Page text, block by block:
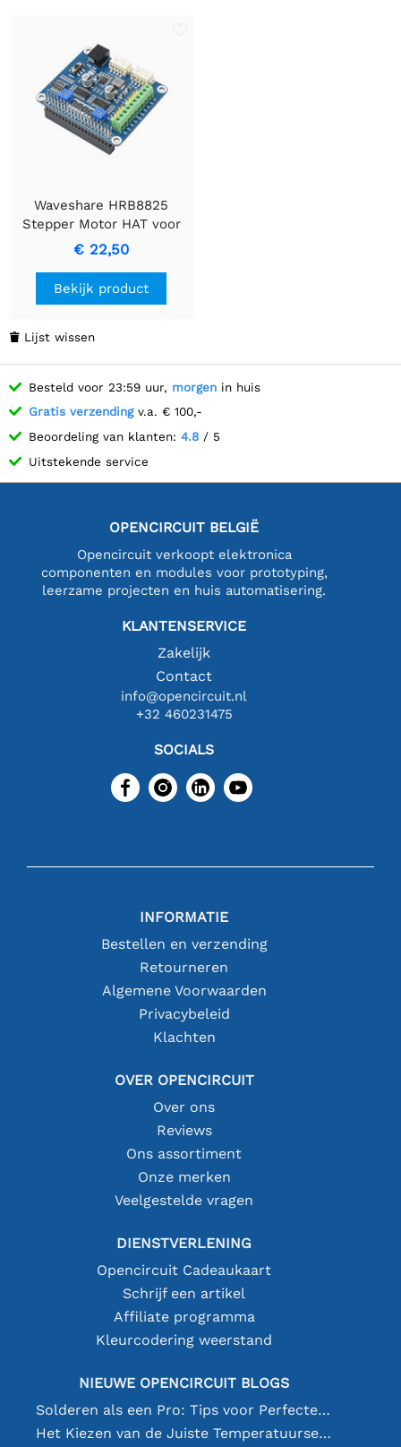
Waveshare HRB8825
Stepper Motor HAT voor
Raspberry Pi, bestuurt
twee stappenmotoren, tot
1/32 microstepping
€ 22,50
Bekijk product
 Lijst wissen
Besteld voor 23:59 uur, morgen in huis
Gratis verzendingv.a. € 100,-
Beoordeling van klanten: 4.8 / 5
Uitstekende service
OPENCIRCUIT BELGIË
Opencircuit verkoopt elektronica
componenten en modules voor prototyping,
leerzame projecten en huis automatisering.
KLANTENSERVICE
Zakelijk
Contact
info@opencircuit.nl
+32 460231475
SOCIALS
INFORMATIE
Bestellen en verzending
Retourneren
Algemene Voorwaarden
Privacybeleid
Klachten
OVER OPENCIRCUIT
Over ons
Reviews
Ons assortiment
Onze merken
Veelgestelde vragen
DIENSTVERLENING
Opencircuit Cadeaukaart
Schrijf een artikel
Affiliate programma
Kleurcodering weerstand
NIEUWE OPENCIRCUIT BLOGS
Solderen als een Pro: Tips voor Perfecte Elektronische Verbindingen
Het Kiezen van de Juiste Temperatuursensor [youtube]